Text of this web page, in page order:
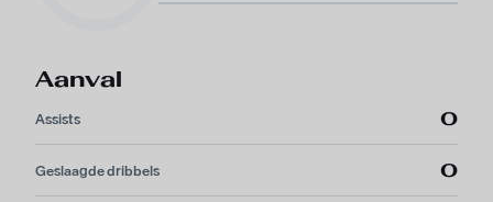
Aanval
Assists 0
Geslaagde dribbels 0